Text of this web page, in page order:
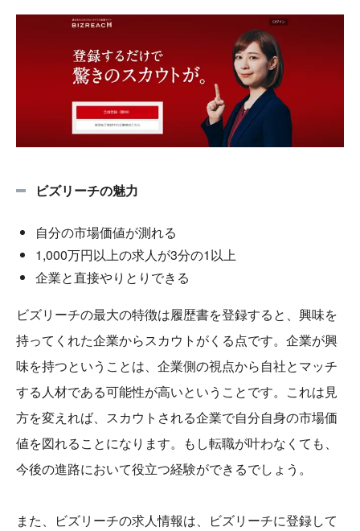
ビズリーチの魅力
自分の市場価値が測れる
1,000万円以上の求人が3分の1以上
企業と直接やりとりできる
ビズリーチの最大の特徴は履歴書を登録すると、興味を
持ってくれた企業からスカウトがくる点です。企業が興
味を持つということは、企業側の視点から自社とマッチ
する人材である可能性が高いということです。これは見
方を変えれば、スカウトされる企業で自分自身の市場価
値を図れることになります。もし転職が叶わなくても、
今後の進路において役立つ経験ができるでしょう。
また、ビズリーチの求人情報は、ビズリーチに登録して